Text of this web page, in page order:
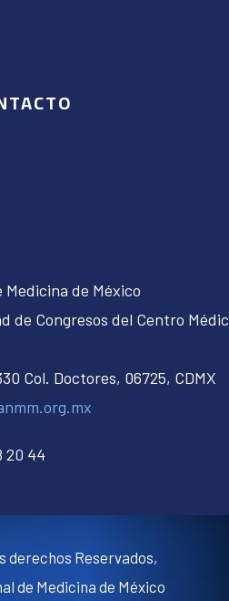
de México
de Congresos del Centro
Col. Doctores, 06725, CDMX
20 44
derechos Reservados,
de Medicina de México